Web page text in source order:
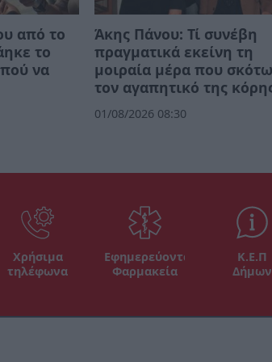
από το
το
να
Άκης Πάνου: Τί συνέβη
πραγματικά εκείνη τη
μοιραία μέρα που
τον αγαπητικό της
01/08/2026 08:30
Χρήσιμα
τηλέφωνα
Εφημερεύοντα
Φαρμακεία
Κ.Ε.Π
Δήμων